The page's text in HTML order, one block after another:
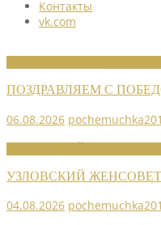
Контакты
vk.com
ПОЗДРАВЛЯЕМ С
06.08.2026
УЗЛОВСКИЙ
04.08.2026